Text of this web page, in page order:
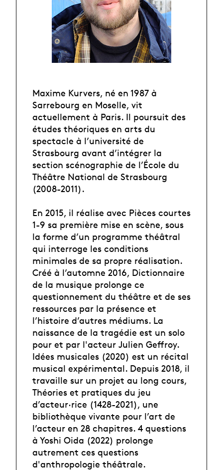
Maxime Kurvers, né en 1987 à
Sarrebourg en Moselle, vit
actuellement à Paris. Il poursuit des
études théoriques en arts du
spectacle à l’université de
Strasbourg avant d’intégrer la
section scénographie de l’École du
Théâtre National de Strasbourg
(2008-2011).
En 2015, il réalise avec Pièces courtes
1-9 sa première mise en scène, sous
la forme d’un programme théâtral
qui interroge les conditions
minimales de sa propre réalisation.
Créé à l’automne 2016, Dictionnaire
de la musique prolonge ce
questionnement du théâtre et de ses
ressources par la présence et
l’histoire d’autres médiums. La
naissance de la tragédie est un solo
pour et par l'acteur Julien Geffroy.
Idées musicales (2020) est un récital
musical expérimental. Depuis 2018, il
travaille sur un projet au long cours,
Théories et pratiques du jeu
d’acteur·rice (1428-2021), une
bibliothèque vivante pour l’art de
l’acteur en 28 chapitres. 4 questions
à Yoshi Oida (2022) prolonge
autrement ces questions
d'anthropologie théâtrale.